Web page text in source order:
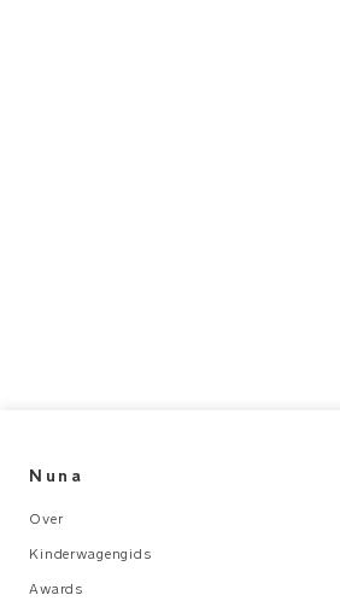
Nuna
Over
Kinderwagengids
Awards